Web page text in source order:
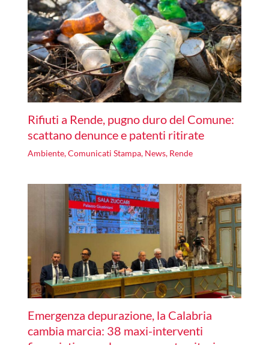
Rifiuti a Rende, pugno duro del Comune:
scattano denunce e patenti ritirate
Ambiente,Comunicati Stampa, News, Rende
Emergenza depurazione, la Calabria
cambia marcia: 38 maxi-interventi